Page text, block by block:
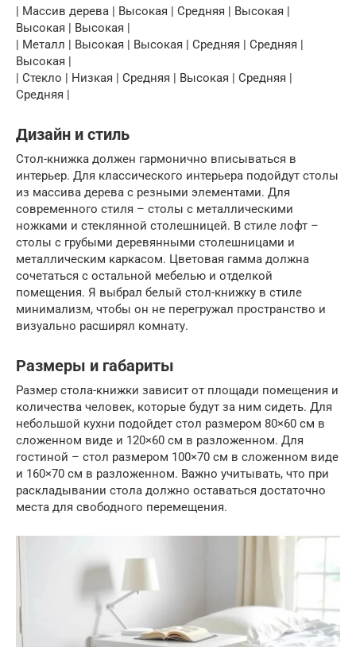
| Массив дерева | Высокая | Средняя | Высокая |
Высокая | Высокая |
| Металл | Высокая | Высокая | Средняя | Средняя |
Высокая |
| Стекло | Низкая | Средняя | Высокая | Средняя |
Средняя |
Дизайн и стиль
Стол-книжка должен гармонично вписываться в
интерьер. Для классического интерьера подойдут столы
из массива дерева с резными элементами. Для
современного стиля – столы с металлическими
ножками и стеклянной столешницей. В стиле лофт –
столы с грубыми деревянными столешницами и
металлическим каркасом. Цветовая гамма должна
сочетаться с остальной мебелью и отделкой
помещения. Я выбрал белый стол-книжку в стиле
минимализм, чтобы он не перегружал пространство и
визуально расширял комнату.
Размеры и габариты
Размер стола-книжки зависит от площади помещения и
количества человек, которые будут за ним сидеть. Для
небольшой кухни подойдет стол размером 80×60 см в
сложенном виде и 120×60 см в разложенном. Для
гостиной – стол размером 100×70 см в сложенном виде
и 160×70 см в разложенном. Важно учитывать, что при
раскладывании стола должно оставаться достаточно
места для свободного перемещения.